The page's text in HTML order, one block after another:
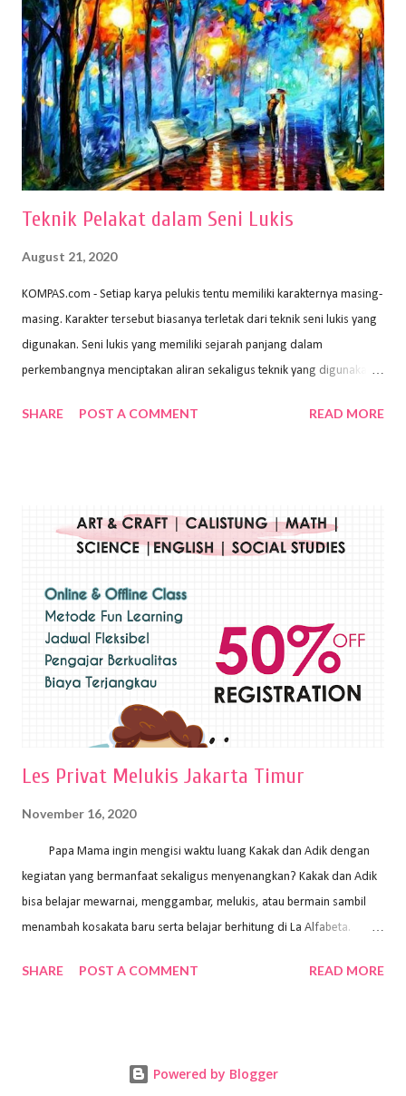
membutuhkan kertas yang baik agar proses pembuatan gambar lebih
nyaman dan maksimal. Bahan kertas yang baik salah satu syaratnya
adalah tidak mudah sobek, mengingat menggambar merupakan
proses menggores dan menghapus. Kertas adalah bahan yang paling
ideal digunakan untuk menggambar. Dalam menggambar
menggunakan pen...
Teknik Pelakat dalam Seni Lukis
August 21, 2020
KOMPAS.com - Setiap karya pelukis tentu memiliki karakternya masing-
masing. Karakter tersebut biasanya terletak dari teknik seni lukis yang
digunakan. Seni lukis yang memiliki sejarah panjang dalam
perkembangnya menciptakan aliran sekaligus teknik yang digunakan.
Wayan Kun Adnyana, teknik yang berbeda tentunya akan
menggunakan bahan dasar cat air, cat akrilik, atau cat minyak dengan
sapuan warna cat yang tebal. Dengan memberikan sapuan warna
pelukis untuk menghasilkan lukisan yang mempesona dan tentunya
bernilai tinggi. Ciri teknik plakat Ciri-ciri teknik plakat, yaitu: Sapuan
warna yang kental dan tebal. Hasil lukisan menutupi seluruh bagian
medianya Mem...
SHARE POST A COMMENT READ MORE
Les Privat Melukis Jakarta Timur
November 16, 2020
Papa Mama ingin mengisi waktu luang Kakak dan Adik dengan
kegiatan yang bermanfaat sekaligus menyenangkan? Kakak dan Adik
bisa belajar mewarnai, menggambar, melukis, atau bermain sambil
menambah kosakata baru serta belajar berhitung di La Alfabeta.
kok untuk mengajar dengan metode yang fun, La Alfabeta
Alfabeta. ⁣⁣⁣⁣Ada pilihan online class maupun offline class lho! Cek
SHARE POST A COMMENT READ MORE
Powered by Blogger